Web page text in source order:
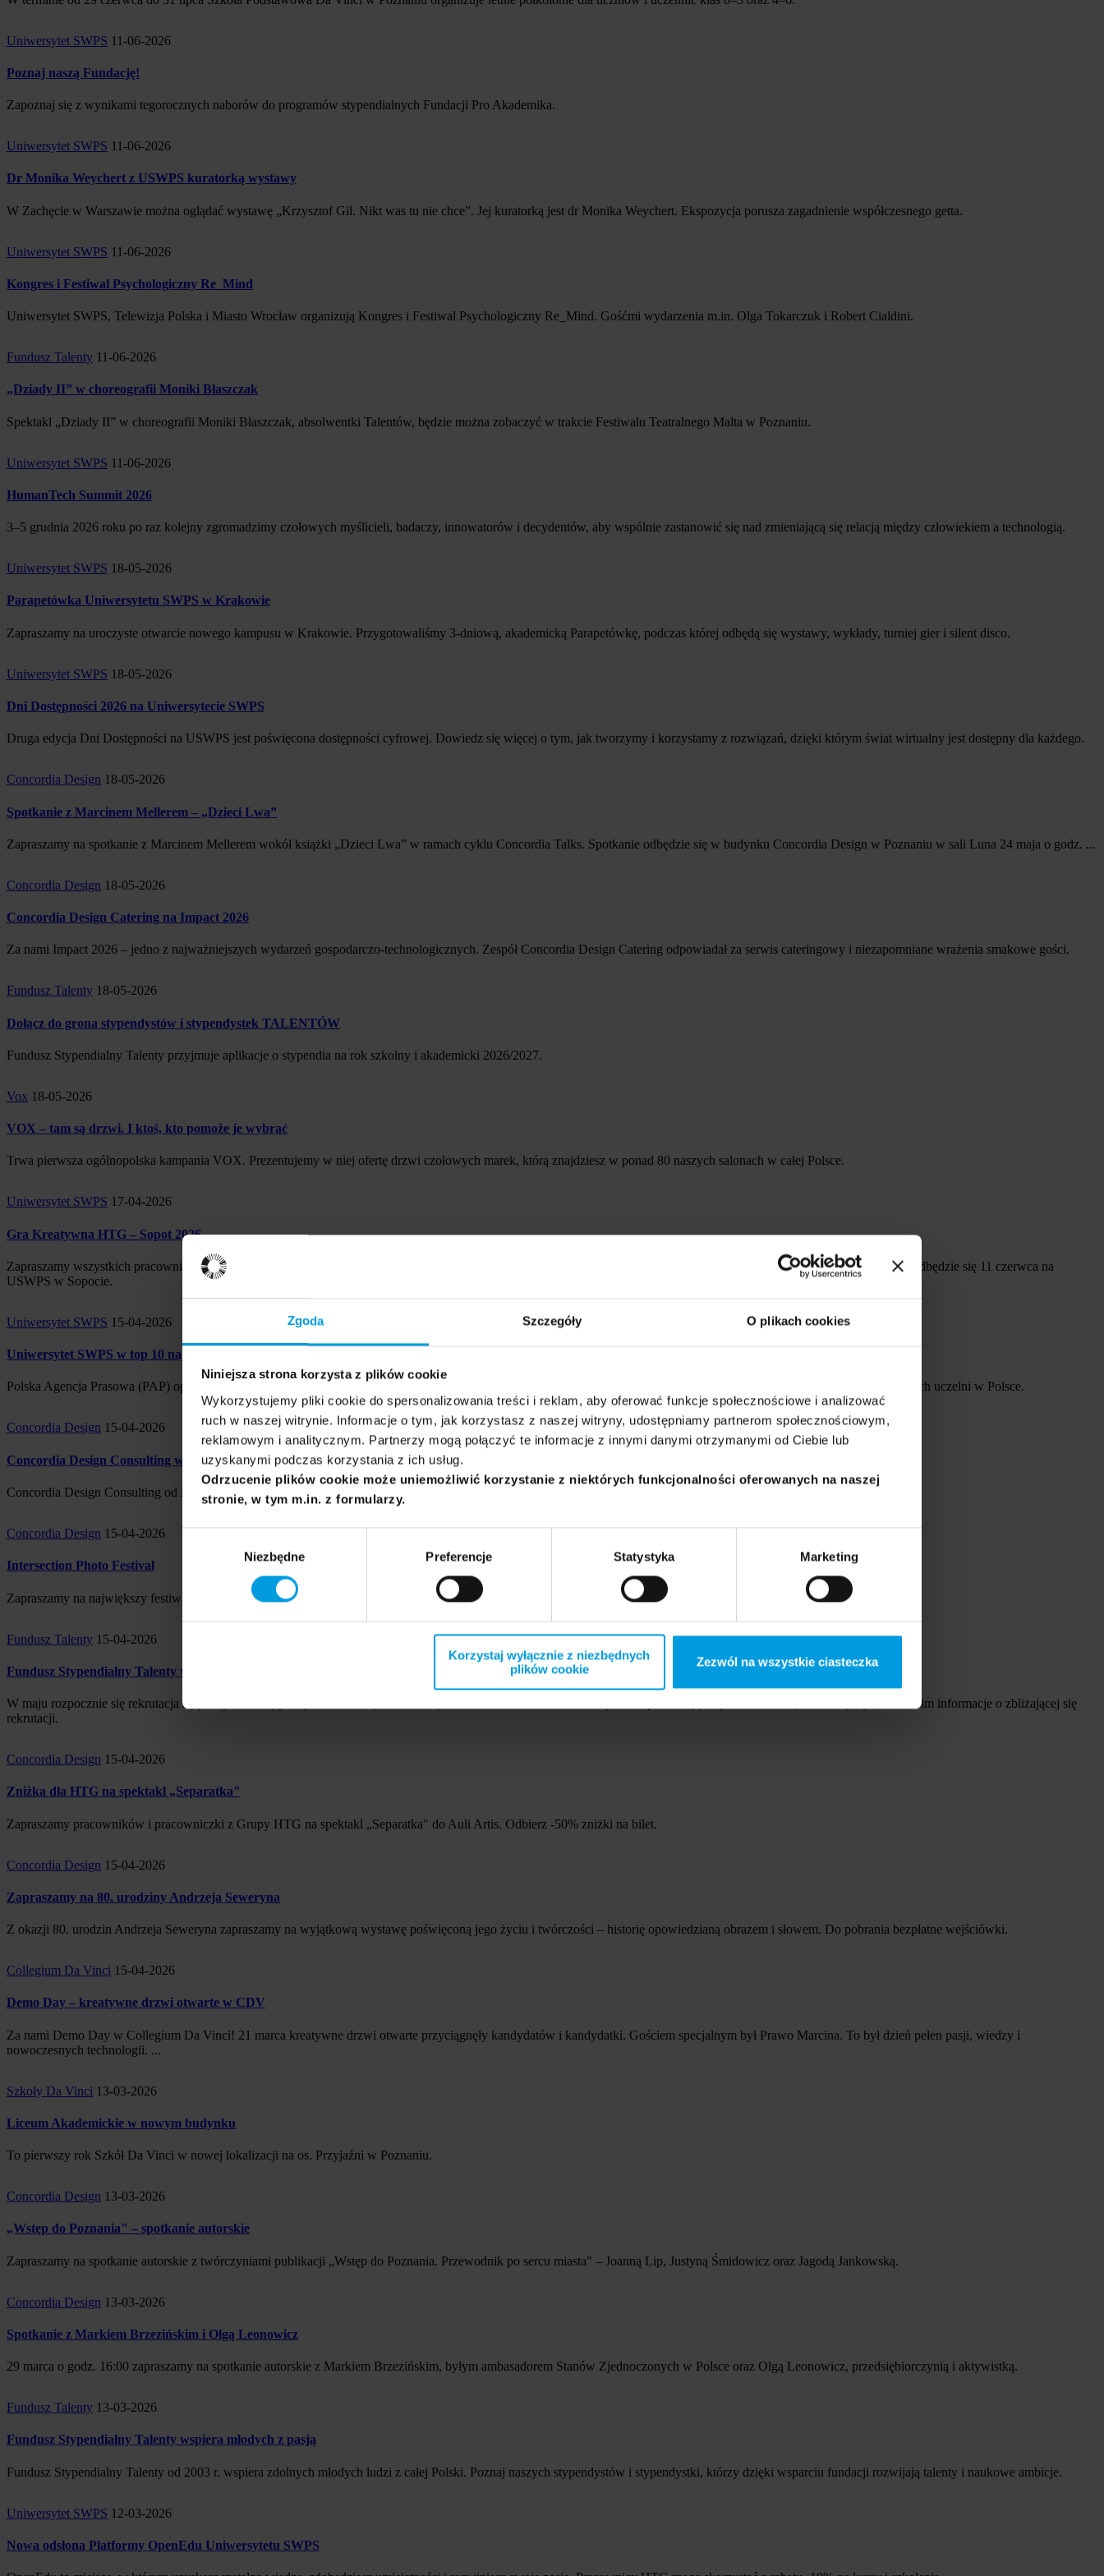
Zgoda Szczegóły O plikach cookies
Niniejsza strona korzysta z plików cookie
Wykorzystujemy pliki cookie do spersonalizowania treści i reklam, aby oferować funkcje społecznościowe i analizować
ruch w naszej witrynie. Informacje o tym, jak korzystasz z naszej witryny, udostępniamy partnerom społecznościowym,
reklamowym i analitycznym. Partnerzy mogą połączyć te informacje z innymi danymi otrzymanymi od Ciebie lub
uzyskanymi podczas korzystania z ich usług.
Odrzucenie plików cookie może uniemożliwić korzystanie z niektórych funkcjonalności oferowanych na naszej
stronie, w tym m.in. z formularzy.
Niezbędne Preferencje Statystyka Marketing
Korzystaj wyłącznie z niezbędnych
plików cookie
Zezwól na wszystkie ciasteczka
Uniwersytet SWPS 11-06-2026
Poznaj naszą Fundację!
Zapoznaj się z wynikami tegorocznych naborów do programów stypendialnych Fundacji Pro Akademika.
Uniwersytet SWPS 11-06-2026
Dr Monika Weychert z USWPS kuratorką wystawy
W Zachęcie w Warszawie można oglądać wystawę „Krzysztof Gil. Nikt was tu nie chce”. Jej kuratorką jest dr Monika Weychert. Ekspozycja porusza zagadnienie współczesnego getta.
Uniwersytet SWPS 11-06-2026
Kongres i Festiwal Psychologiczny Re_Mind
Uniwersytet SWPS, Telewizja Polska i Miasto Wrocław organizują Kongres i Festiwal Psychologiczny Re_Mind. Gośćmi wydarzenia m.in. Olga Tokarczuk i Robert Cialdini.
Fundusz Talenty 11-06-2026
„Dziady II” w choreografii Moniki Błaszczak
Spektakl „Dziady II” w choreografii Moniki Błaszczak, absolwentki Talentów, będzie można zobaczyć w trakcie Festiwalu Teatralnego Malta w Poznaniu.
Uniwersytet SWPS 11-06-2026
HumanTech Summit 2026
3–5 grudnia 2026 roku po raz kolejny zgromadzimy czołowych myślicieli, badaczy, innowatorów i decydentów, aby wspólnie zastanowić się nad zmieniającą się relacją między człowiekiem a technologią.
Uniwersytet SWPS 18-05-2026
Parapetówka Uniwersytetu SWPS w Krakowie
Zapraszamy na uroczyste otwarcie nowego kampusu w Krakowie. Przygotowaliśmy 3-dniową, akademicką Parapetówkę, podczas której odbędą się wystawy, wykłady, turniej gier i silent disco.
Uniwersytet SWPS 18-05-2026
Dni Dostępności 2026 na Uniwersytecie SWPS
Druga edycja Dni Dostępności na USWPS jest poświęcona dostępności cyfrowej. Dowiedz się więcej o tym, jak tworzymy i korzystamy z rozwiązań, dzięki którym świat wirtualny jest dostępny dla każdego.
Concordia Design 18-05-2026
Spotkanie z Marcinem Mellerem – „Dzieci Lwa”
Zapraszamy na spotkanie z Marcinem Mellerem wokół książki „Dzieci Lwa” w ramach cyklu Concordia Talks. Spotkanie odbędzie się w budynku Concordia Design w Poznaniu w sali Luna 24 maja o godz. ...
Concordia Design 18-05-2026
Concordia Design Catering na Impact 2026
Za nami Impact 2026 – jedno z najważniejszych wydarzeń gospodarczo-technologicznych. Zespół Concordia Design Catering odpowiadał za serwis cateringowy i niezapomniane wrażenia smakowe gości.
Fundusz Talenty 18-05-2026
Dołącz do grona stypendystów i stypendystek TALENTÓW
Fundusz Stypendialny Talenty przyjmuje aplikacje o stypendia na rok szkolny i akademicki 2026/2027.
Vox 18-05-2026
VOX – tam są drzwi. I ktoś, kto pomoże je wybrać
Trwa pierwsza ogólnopolska kampania VOX. Prezentujemy w niej ofertę drzwi czołowych marek, którą znajdziesz w ponad 80 naszych salonach w całej Polsce.
Uniwersytet SWPS 17-04-2026
Gra Kreatywna HTG – Sopot 2026
Zapraszamy wszystkich pracowników i pracowniczki Grupy HTG do udziału w drugiej edycji Gry Kreatywnej HTG pod hasłem „TECHNOLOGIA A/I CZŁOWIEK”. Gra odbędzie się 11 czerwca na
USWPS w Sopocie.
Uniwersytet SWPS 15-04-2026
Uniwersytet SWPS w top 10 najbardziej medialnych uczelni
Polska Agencja Prasowa (PAP) opublikowała raport dotyczący obecności krajowych uniwersytetów w mediach. Uniwersytet SWPS jest w czołówce najbardziej opiniotwórczych uczelni w Polsce.
Concordia Design 15-04-2026
Concordia Design Consulting we współpracy z WLIS Synergia
Concordia Design Consulting od lat zajmuje się doradztwem biznesowym. Ostatnio zakończyła proces tworzenia DNA dla WLIS „Synergia”.
Concordia Design 15-04-2026
Intersection Photo Festival
Zapraszamy na największy festiwal fotograficzny we Wrocławiu.
Fundusz Talenty 15-04-2026
Fundusz Stypendialny Talenty wspiera młodych z pasją
W maju rozpocznie się rekrutacja stypendystów i stypendystek na nowy rok szkolny i akademicki. Jeśli znacie osoby, które potrzebują wsparcia w dalszym rozwoju, przekażcie im informacje o zbliżającej się
rekrutacji.
Concordia Design 15-04-2026
Zniżka dla HTG na spektakl „Separatka"
Zapraszamy pracowników i pracowniczki z Grupy HTG na spektakl „Separatka" do Auli Artis. Odbierz -50% zniżki na bilet.
Concordia Design 15-04-2026
Zapraszamy na 80. urodziny Andrzeja Seweryna
Z okazji 80. urodzin Andrzeja Seweryna zapraszamy na wyjątkową wystawę poświęconą jego życiu i twórczości – historię opowiedzianą obrazem i słowem. Do pobrania bezpłatne wejściówki.
Collegium Da Vinci 15-04-2026
Demo Day – kreatywne drzwi otwarte w CDV
Za nami Demo Day w Collegium Da Vinci! 21 marca kreatywne drzwi otwarte przyciągnęły kandydatów i kandydatki. Gościem specjalnym był Prawo Marcina. To był dzień pełen pasji, wiedzy i
nowoczesnych technologii. ...
Szkoły Da Vinci 13-03-2026
Liceum Akademickie w nowym budynku
To pierwszy rok Szkół Da Vinci w nowej lokalizacji na os. Przyjaźni w Poznaniu.
Concordia Design 13-03-2026
„Wstęp do Poznania" – spotkanie autorskie
Zapraszamy na spotkanie autorskie z twórczyniami publikacji „Wstęp do Poznania. Przewodnik po sercu miasta" – Joanną Lip, Justyną Śmidowicz oraz Jagodą Jankowską.
Concordia Design 13-03-2026
Spotkanie z Markiem Brzezińskim i Olgą Leonowicz
29 marca o godz. 16:00 zapraszamy na spotkanie autorskie z Markiem Brzezińskim, byłym ambasadorem Stanów Zjednoczonych w Polsce oraz Olgą Leonowicz, przedsiębiorczynią i aktywistką.
Fundusz Talenty 13-03-2026
Fundusz Stypendialny Talenty wspiera młodych z pasją
Fundusz Stypendialny Talenty od 2003 r. wspiera zdolnych młodych ludzi z całej Polski. Poznaj naszych stypendystów i stypendystki, którzy dzięki wsparciu fundacji rozwijają talenty i naukowe ambicje.
Uniwersytet SWPS 12-03-2026
Nowa odsłona Platformy OpenEdu Uniwersytetu SWPS